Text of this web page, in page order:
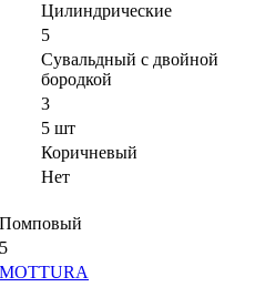
Цилиндрические
5
Сувальдный с двойной
бородкой
3
5 шт
Коричневый
Нет
Помповый
5
MOTTURA